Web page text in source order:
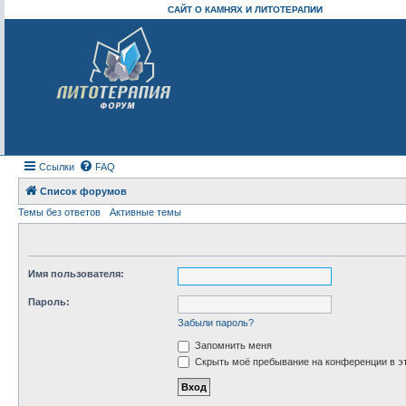
САЙТ О КАМНЯХ И ЛИТОТЕРАПИИ
Ссылки FAQ
Список форумов
Темы без ответов
Активные темы
Имя пользователя:
Пароль:
Забыли пароль?
Запомнить меня
Скрыть моё пребывание на конференции в